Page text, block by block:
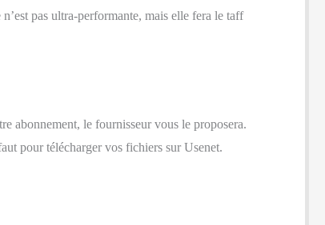
pas ultra-performante, mais elle fera le taff
abonnement, le fournisseur vous le proposera.
pour télécharger vos fichiers sur Usenet.